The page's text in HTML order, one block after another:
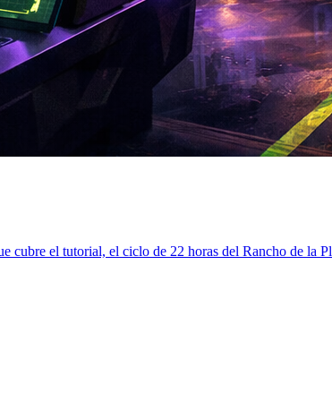
cubre el tutorial, el ciclo de 22 horas del Rancho de la